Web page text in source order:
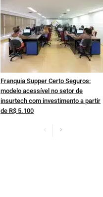
Franquia Supper Certo Seguros:
modelo acessível no setor de
insurtech com investimento a partir
de R$ 5.100